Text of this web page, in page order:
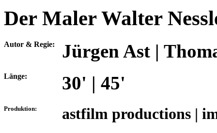
Der Maler Walter
Autor & Regie: Jürgen Ast |
Länge: 30' | 45'
Produktion: astfilm productions |